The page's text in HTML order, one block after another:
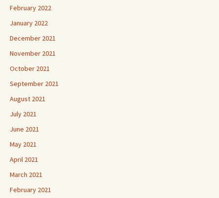
February 2022
January 2022
December 2021
November 2021
October 2021
September 2021
August 2021
July 2021
June 2021
May 2021
April 2021
March 2021
February 2021